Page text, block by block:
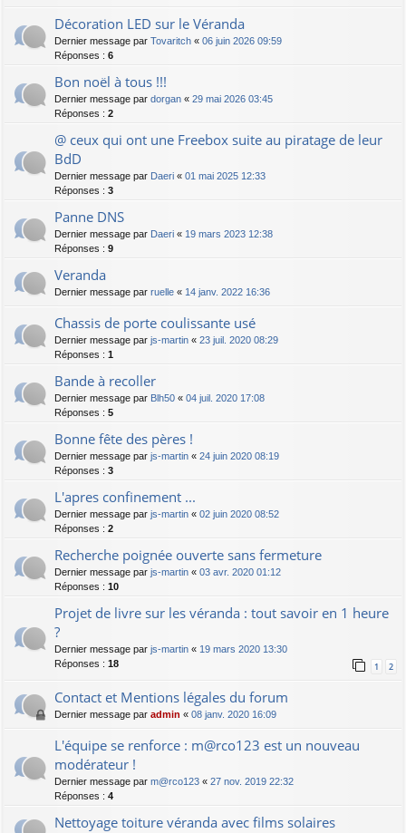
Décoration LED sur le Véranda
Dernier message par Tovaritch « 06 juin 2026 09:59
Réponses : 6
Bon noël à tous !!!
Dernier message par dorgan « 29 mai 2026 03:45
Réponses : 2
@ ceux qui ont une Freebox suite au piratage de leur
BdD
Dernier message par Daeri « 01 mai 2025 12:33
Réponses : 3
Panne DNS
Dernier message par Daeri « 19 mars 2023 12:38
Réponses : 9
Veranda
Dernier message par ruelle « 14 janv. 2022 16:36
Chassis de porte coulissante usé
Dernier message par js-martin « 23 juil. 2020 08:29
Réponses : 1
Bande à recoller
Dernier message par Blh50 « 04 juil. 2020 17:08
Réponses : 5
Bonne fête des pères !
Dernier message par js-martin « 24 juin 2020 08:19
Réponses : 3
L'apres confinement ...
Dernier message par js-martin « 02 juin 2020 08:52
Réponses : 2
Recherche poignée ouverte sans fermeture
Dernier message par js-martin « 03 avr. 2020 01:12
Réponses : 10
Projet de livre sur les véranda : tout savoir en 1 heure
?
Dernier message par js-martin « 19 mars 2020 13:30
Réponses : 18 1 2
Contact et Mentions légales du forum
Dernier message par admin « 08 janv. 2020 16:09
L'équipe se renforce : m@rco123 est un nouveau
modérateur !
Dernier message par m@rco123 « 27 nov. 2019 22:32
Réponses : 4
Nettoyage toiture véranda avec films solaires